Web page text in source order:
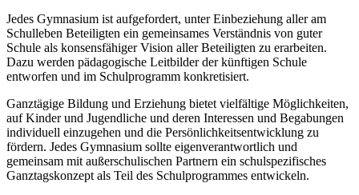
Jedes Gymnasium ist aufgefordert, unter Einbeziehung aller am
Schulleben Beteiligten ein gemeinsames Verständnis von guter
Schule als konsensfähiger Vision aller Beteiligten zu erarbeiten.
Dazu werden pädagogische Leitbilder der künftigen Schule
entworfen und im Schulprogramm konkretisiert.
Ganztägige Bildung und Erziehung bietet vielfältige Möglichkeiten,
auf Kinder und Jugendliche und deren Interessen und Begabungen
individuell einzugehen und die Persönlichkeitsentwicklung zu
fördern. Jedes Gymnasium sollte eigenverantwortlich und
gemeinsam mit außerschulischen Partnern ein schulspezifisches
Ganztagskonzept als Teil des Schulprogrammes entwickeln.